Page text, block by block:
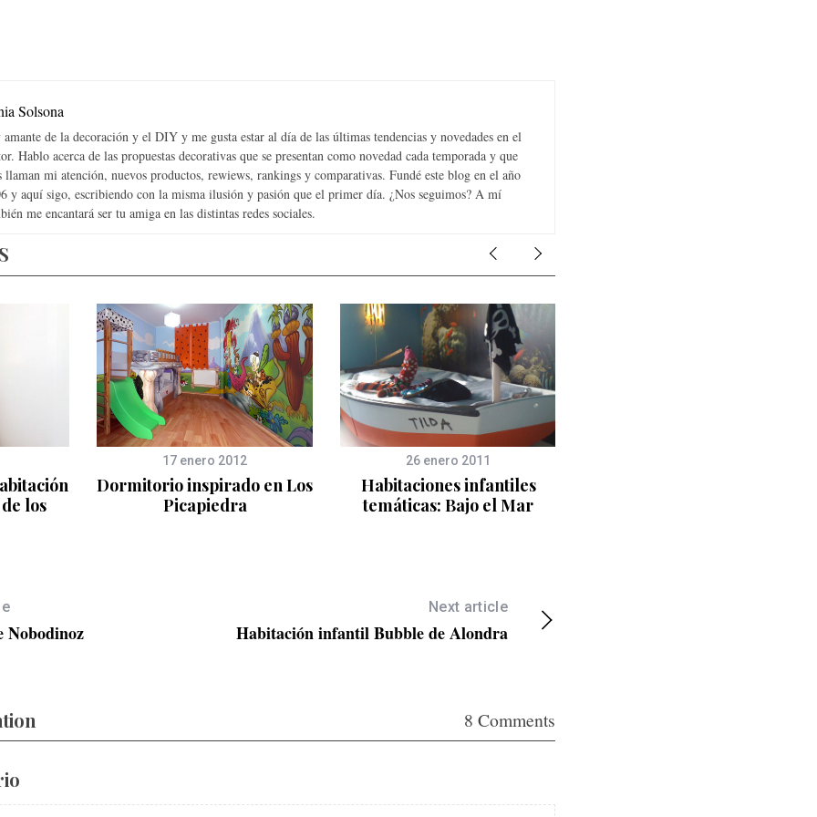
Solsona
amante de la decoración y el DIY y me gusta estar al día de las últimas tendencias y novedades en el
Hablo acerca de las propuestas decorativas que se presentan como novedad cada temporada y que
llaman mi atención, nuevos productos, rewiews, rankings y comparativas. Fundé este blog en el año
y aquí sigo, escribiendo con la misma ilusión y pasión que el primer día. ¿Nos seguimos? A mí
me encantará ser tu amiga en las distintas redes sociales.
los
17 enero 2012
Dormitorio inspirado en Los
Picapiedra
26 enero 2011
Habitaciones infantiles
temáticas: Bajo el Mar
Nobodinoz
Next article
Habitación infantil Bubble de Alondra
8 Comments